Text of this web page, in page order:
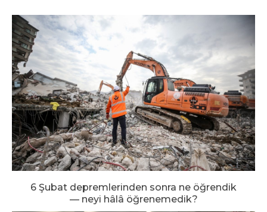
6 Şubat depremlerinden sonra ne öğrendik
— neyi hâlâ öğrenemedik?